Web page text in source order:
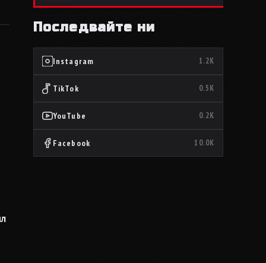
Последвайте ни
Instagram 1.2K
TikTok 0.5K
YouTube 0.2K
Facebook 10.0K